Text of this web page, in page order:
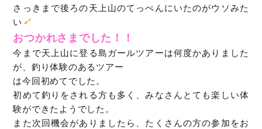
さっきまで後ろの天上山のてっぺんにいたのがウソみた
い
おつかれさまでした！！
今まで天上山に登る島ガールツアーは何度かありました
が、釣り体験のあるツアー
は今回初めてでした。
初めて釣りをされる方も多く、みなさんとても楽しい体
験ができたようでした。
また次回機会がありましたら、たくさんの方の参加をお